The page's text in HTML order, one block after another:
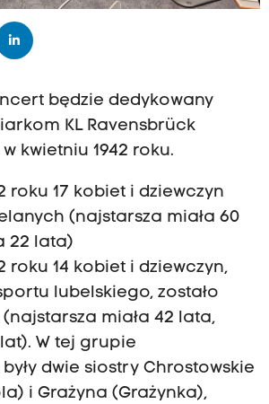
będzie dedykowany
KL Ravensbrück
kwietniu 1942 roku.
roku 17 kobiet i dziewczyn
(najstarsza miała 60
22 lata)
roku 14 kobiet i dziewczyn,
lubelskiego, zostało
miała 42 lata,
W tej grupie
dwie siostry Chrostowskie
i Grażyna (Grażynka),